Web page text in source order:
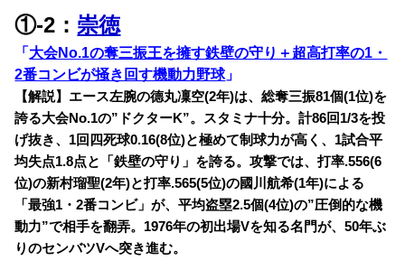
①-2： 崇徳
「 大会No.1の奪三振王を擁す鉄壁の守り＋超高打率の1・
2番コンビが掻き回す機動力野球」
【解説】エース左腕の德丸凜空(2年)は、総奪三振81個(1位)を
誇る大会No.1の”ドクターK”。スタミナ十分。計86回1/3を投
げ抜き、1回四死球0.16(8位)と極めて制球力が高く、1試合平
均失点1.8点と「鉄壁の守り」を誇る。攻撃では、打率.556(6
位)の新村瑠聖(2年)と打率.565(5位)の國川航希(1年)による
「最強1・2番コンビ」が、平均盗塁2.5個(4位)の”圧倒的な機
動力”で相手を翻弄。1976年の初出場Vを知る名門が、50年ぶ
りのセンバツVへ突き進む。